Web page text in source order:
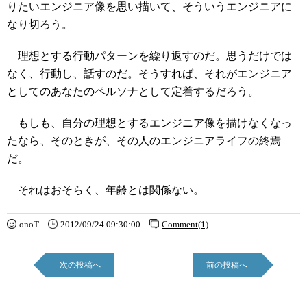
りたいエンジニア像を思い描いて、そういうエンジニアに
なり切ろう。
理想とする行動パターンを繰り返すのだ。思うだけでは
なく、行動し、話すのだ。そうすれば、それがエンジニア
としてのあなたのペルソナとして定着するだろう。
もしも、自分の理想とするエンジニア像を描けなくなっ
たなら、そのときが、その人のエンジニアライフの終焉
だ。
それはおそらく、年齢とは関係ない。
onoT 2012/09/24 09:30:00 Comment(1)
次の投稿へ 前の投稿へ